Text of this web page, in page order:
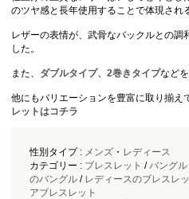
のツヤ感と長年使用することで体現され
レザーの表情が、武骨なバックルとの調
した。
また、 ダブルタイプ、2巻きタイプなどを
他にもバリエーションを豊富に取り揃え
レットはコチラ
性別タイプ : メンズ・ レディース
カテゴリー : ブレスレット / バングル
のバングル/ レディースのブレスレ
アブレスレット